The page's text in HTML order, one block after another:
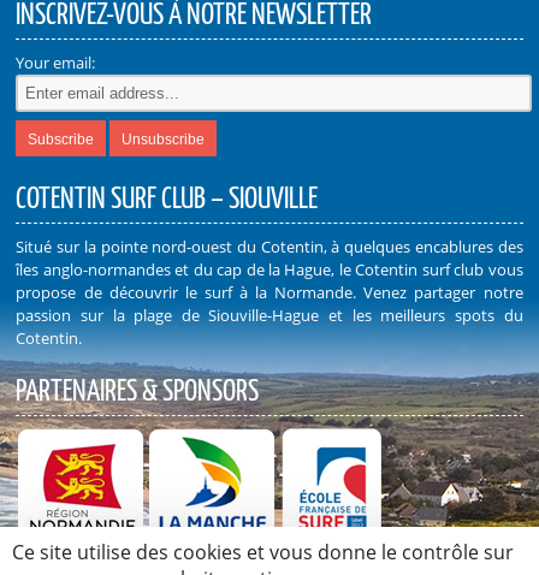
INSCRIVEZ-VOUS À NOTRE NEWSLETTER
Your email:
COTENTIN SURF CLUB – SIOUVILLE
Situé sur la pointe nord-ouest du Cotentin, à quelques encablures des
îles anglo-normandes et du cap de la Hague, le Cotentin surf club vous
propose de découvrir le surf à la Normande. Venez partager notre
passion sur la plage de Siouville-Hague et les meilleurs spots du
Cotentin.
PARTENAIRES & SPONSORS
Découvrez nos Partenaires et Sponsors
Ce site utilise des cookies et vous donne le contrôle sur